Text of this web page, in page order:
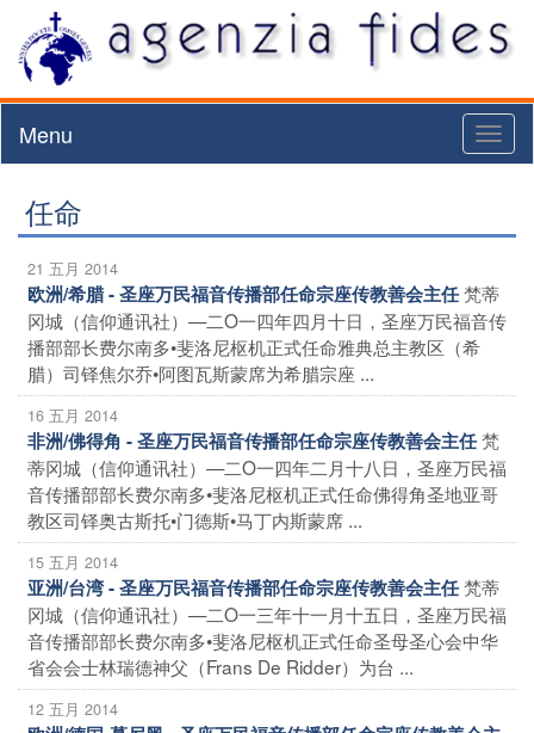
Menu
任命
21 五月 2014
欧洲/希腊 - 圣座万民福音传播部任命宗座传教善会主任梵蒂
冈城（信仰通讯社）—二O一四年四月十日，圣座万民福音传
播部部长费尔南多•斐洛尼枢机正式任命雅典总主教区（希
腊）司铎焦尔乔•阿图瓦斯蒙席为希腊宗座 ...
16 五月 2014
非洲/佛得角 - 圣座万民福音传播部任命宗座传教善会主任梵
蒂冈城（信仰通讯社）—二O一四年二月十八日，圣座万民福
音传播部部长费尔南多•斐洛尼枢机正式任命佛得角圣地亚哥
教区司铎奥古斯托•门德斯•马丁内斯蒙席 ...
15 五月 2014
亚洲/台湾 - 圣座万民福音传播部任命宗座传教善会主任梵蒂
冈城（信仰通讯社）—二O一三年十一月十五日，圣座万民福
音传播部部长费尔南多•斐洛尼枢机正式任命圣母圣心会中华
省会会士林瑞德神父（Frans De Ridder）为台 ...
12 五月 2014